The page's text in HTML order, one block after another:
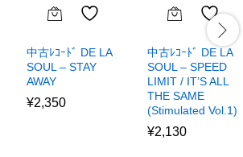
中古ﾚｺｰﾄﾞ DE LA
SOUL – STAY
AWAY
¥2,350
中古ﾚｺｰﾄﾞ DE LA
SOUL – SPEED
LIMIT / IT’S ALL
THE SAME
(Stimulated Vol.1)
¥2,130